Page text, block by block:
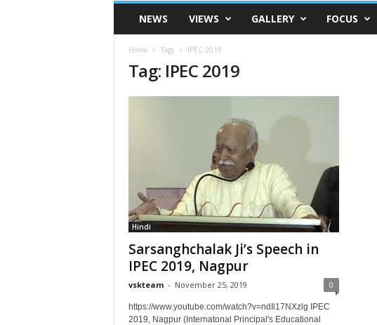
VSK
TelanganaNEWS VIEWS GALLERY FOCUS
Home Tags IPEC 2019
Tag: IPEC 2019
Hindi
Sarsanghchalak Ji’s Speech in
IPEC 2019, Nagpur
vskteam - November 25, 2019 0
https://www.youtube.com/watch?v=ndIl17NXzlg IPEC
2019, Nagpur (Internatonal Principal's Educational